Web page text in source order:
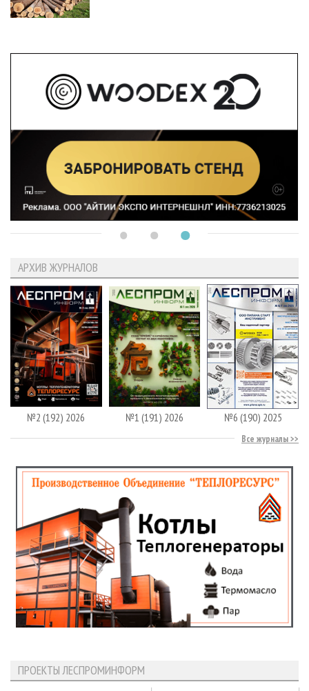
АРХИВ ЖУРНАЛОВ
№2 (192) 2026 №1 (191) 2026 №6 (190) 2025
Все журналы
ПРОЕКТЫ ЛЕСПРОМИНФОРМ